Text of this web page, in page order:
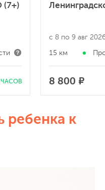
(7+)
ЧАСОВ
с 8 по 9 авг
15 км
8 800 ₽
ребенка к